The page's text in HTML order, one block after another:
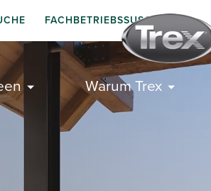
FACHBETRIEBSSUSCHE
Warum Trex